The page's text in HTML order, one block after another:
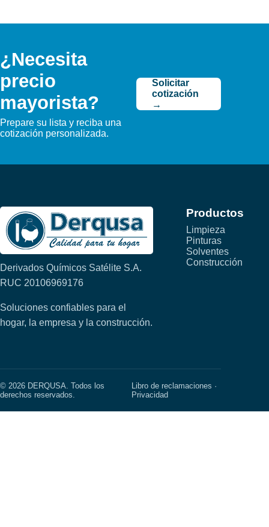
¿Necesita
precio
mayorista?
Prepare su lista y reciba una
cotización personalizada.
Solicitar
cotización
→
Derivados Químicos Satélite S.A.
RUC 20106969176
Soluciones confiables para el
hogar, la empresa y la construcción.
Productos
Limpieza
Pinturas
Solventes
Construcción
© 2026 DERQUSA. Todos los
derechos reservados.
Libro de reclamaciones ·
Privacidad